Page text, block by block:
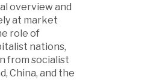
overview and
at market
role of
nations,
from socialist
China, and the